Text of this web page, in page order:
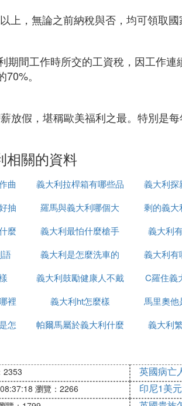
，無論之前納稅與否，均可領取國
期間工作時所交的工資稅，因工作
。
放假，堪稱歐美福利之最。特別是
相關的資料
曲
義大利拉桿箱有哪些品
牌
義大利探
抽 羅馬與義大利哪個大
剩的義大
底
麼
義大利最怕什麼槍手 義大利
語 義大利是怎麼洗車的
義大利有
義大利鼓勵健康人不戴
口罩這什麼操作
C羅住義
裡
義大利ht怎麼樣
馬里奧
法
怎
帕爾馬屬於義大利什麼
義大利
2353 英國病亡
瀏覽：2266 印尼1美